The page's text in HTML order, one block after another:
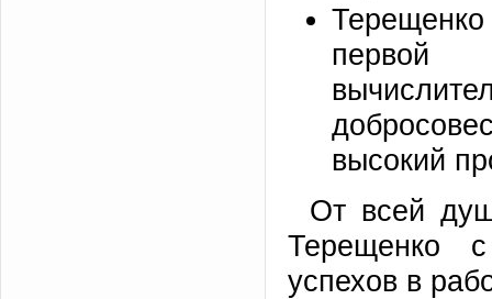
первой
высокий
От всей
Терещенко
успехов в